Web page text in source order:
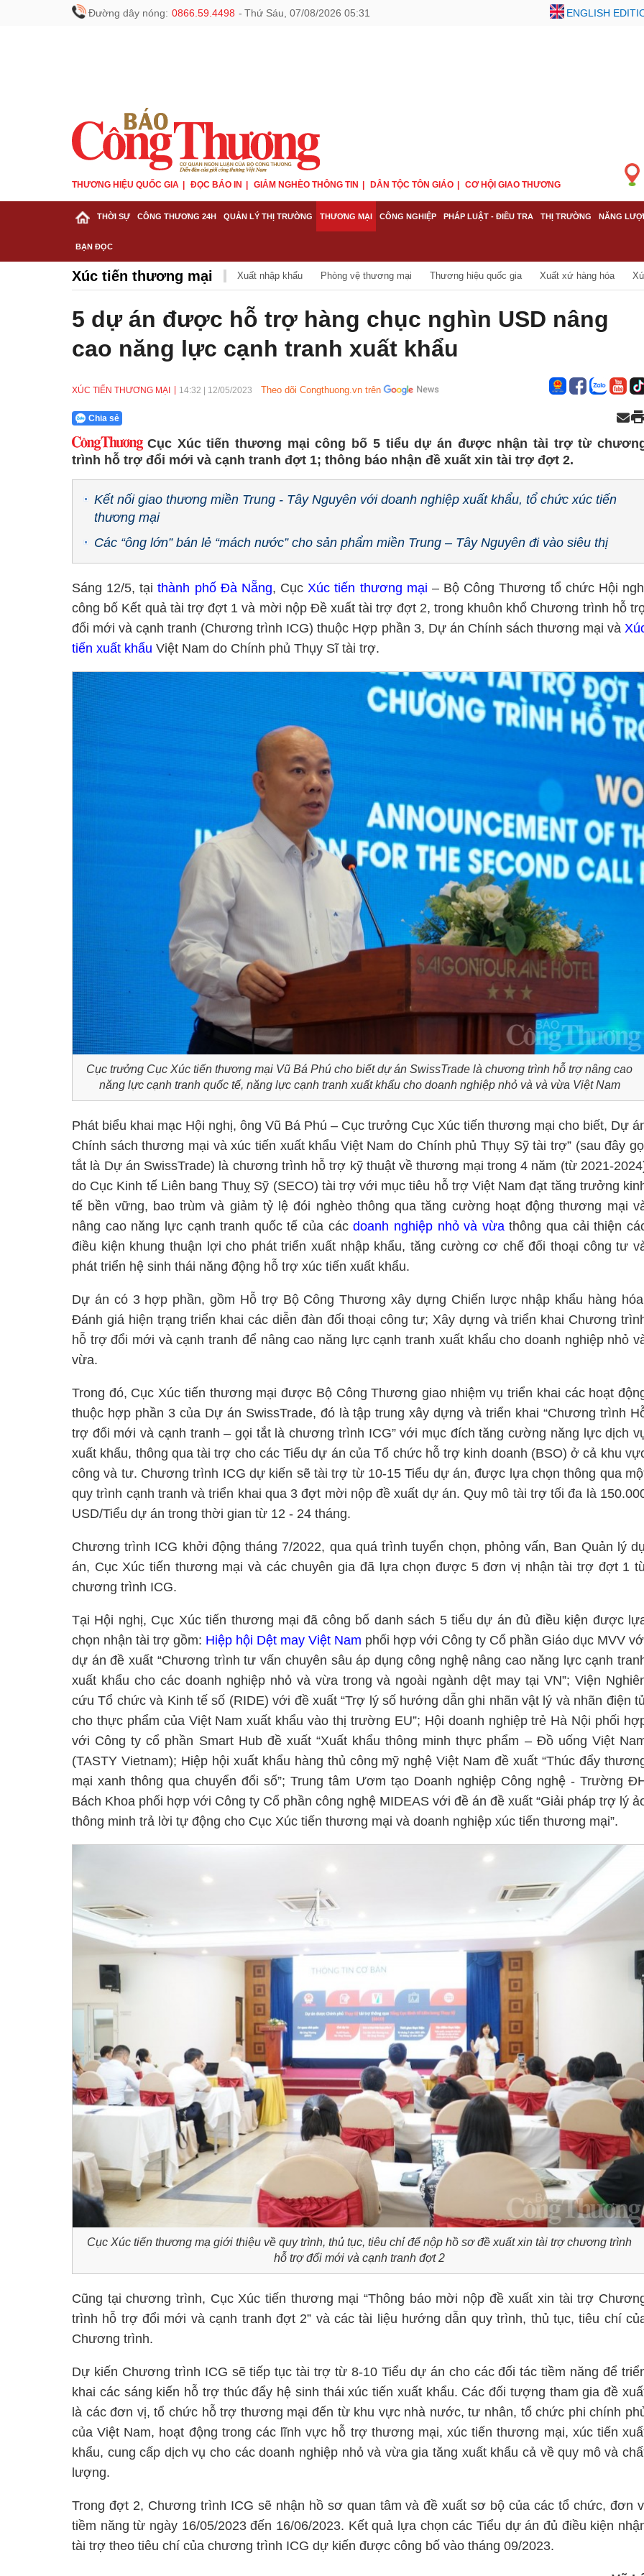
Đường dây nóng: 0866.59.4498 - Thứ Sáu, 07/08/2026 05:31 ENGLISH
THƯƠNG HIỆU QUỐC GIA ĐỌC BÁO IN GIẢM NGHÈO THÔNG TIN DÂN TỘC TÔN GIÁO CƠ HỘI GIAO THƯƠNG
THỜI SỰ CÔNG THƯƠNG 24H QUẢN LÝ THỊ TRƯỜNG THƯƠNG MẠI CÔNG NGHIỆP PHÁP LUẬT - ĐIỀU TRA THỊ TRƯỜNG NĂNG
BẠN ĐỌC
Xúc tiến thương mại Xuất nhập khẩu Phòng vệ thương mại Thương hiệu quốc gia Xuất xứ hàng hóa
5 dự án được hỗ trợ hàng chục nghìn USD nâng
cao năng lực cạnh tranh xuất khẩu
XÚC TIẾN THƯƠNG MẠI 14:32 12/05/2023 Theo dõi Congthuong.vn trên
Chia sẻ
Cục Xúc tiến thương mại công bố 5 tiểu dự án được nhận tài trợ từ
trình hỗ trợ đổi mới và cạnh tranh đợt 1; thông báo nhận đề xuất xin tài trợ đợt 2.
Kết nối giao thương miền Trung - Tây Nguyên với doanh nghiệp xuất khẩu, tổ chức xúc tiến
thương mại
Các “ông lớn” bán lẻ “mách nước” cho sản phẩm miền Trung – Tây Nguyên đi vào siêu thị
Sáng 12/5, tạithành phố Đà Nẵng, CụcXúc tiến thương mại – Bộ Công Thương tổ chức Hội
công bố Kết quả tài trợ đợt 1 và mời nộp Đề xuất tài trợ đợt 2, trong khuôn khổ Chương trình hỗ
đổi mới và cạnh tranh (Chương trình ICG) thuộc Hợp phần 3, Dự án Chính sách thương mại và
tiến xuất khẩu Việt Nam do Chính phủ Thụy Sĩ tài trợ.
Cục trưởng Cục Xúc tiến thương mại Vũ Bá Phú cho biết dự án SwissTrade là chương trình hỗ trợ nâng cao
năng lực cạnh tranh quốc tế, năng lực cạnh tranh xuất khẩu cho doanh nghiệp nhỏ và và vừa Việt Nam
Phát biểu khai mạc Hội nghị, ông Vũ Bá Phú – Cục trưởng Cục Xúc tiến thương mại cho biết, Dự
Chính sách thương mại và xúc tiến xuất khẩu Việt Nam do Chính phủ Thụy Sỹ tài trợ” (sau đây
tắt là Dự án SwissTrade) là chương trình hỗ trợ kỹ thuật về thương mại trong 4 năm (từ 2021-
do Cục Kinh tế Liên bang Thuỵ Sỹ (SECO) tài trợ với mục tiêu hỗ trợ Việt Nam đạt tăng trưởng
tế bền vững, bao trùm và giảm tỷ lệ đói nghèo thông qua tăng cường hoạt động thương mại
nâng cao năng lực cạnh tranh quốc tế của cácdoanh nghiệp nhỏ và vừathông qua cải thiện
điều kiện khung thuận lợi cho phát triển xuất nhập khẩu, tăng cường cơ chế đối thoại công tư
phát triển hệ sinh thái năng động hỗ trợ xúc tiến xuất khẩu.
Dự án có 3 hợp phần, gồm Hỗ trợ Bộ Công Thương xây dựng Chiến lược nhập khẩu hàng
Đánh giá hiện trạng triển khai các diễn đàn đối thoại công tư; Xây dựng và triển khai Chương
hỗ trợ đổi mới và cạnh tranh để nâng cao năng lực cạnh tranh xuất khẩu cho doanh nghiệp nhỏ
vừa.
Trong đó, Cục Xúc tiến thương mại được Bộ Công Thương giao nhiệm vụ triển khai các hoạt
thuộc hợp phần 3 của Dự án SwissTrade, đó là tập trung xây dựng và triển khai “Chương trình
trợ đổi mới và cạnh tranh – gọi tắt là chương trình ICG” với mục đích tăng cường năng lực dịch
xuất khẩu, thông qua tài trợ cho các Tiểu dự án của Tổ chức hỗ trợ kinh doanh (BSO) ở cả khu
công và tư. Chương trình ICG dự kiến sẽ tài trợ từ 10-15 Tiểu dự án, được lựa chọn thông qua
quy trình cạnh tranh và triển khai qua 3 đợt mời nộp đề xuất dự án. Quy mô tài trợ tối đa là
USD/Tiểu dự án trong thời gian từ 12 - 24 tháng.
Chương trình ICG khởi động tháng 7/2022, qua quá trình tuyển chọn, phỏng vấn, Ban Quản lý
án, Cục Xúc tiến thương mại và các chuyên gia đã lựa chọn được 5 đơn vị nhận tài trợ đợt 1
chương trình ICG.
Tại Hội nghị, Cục Xúc tiến thương mại đã công bố danh sách 5 tiểu dự án đủ điều kiện được
chọn nhận tài trợ gồm: Hiệp hội Dệt may Việt Nam phối hợp với Công ty Cổ phần Giáo dục MVV
dự án đề xuất “Chương trình tư vấn chuyên sâu áp dụng công nghệ nâng cao năng lực cạnh
xuất khẩu cho các doanh nghiệp nhỏ và vừa trong và ngoài ngành dệt may tại VN”; Viện
cứu Tổ chức và Kinh tế số (RIDE) với đề xuất “Trợ lý số hướng dẫn ghi nhãn vật lý và nhãn điện
cho thực phẩm của Việt Nam xuất khẩu vào thị trường EU”; Hội doanh nghiệp trẻ Hà Nội phối
với Công ty cổ phần Smart Hub đề xuất “Xuất khẩu thông minh thực phẩm – Đồ uống Việt
(TASTY Vietnam); Hiệp hội xuất khẩu hàng thủ công mỹ nghệ Việt Nam đề xuất “Thúc đẩy
mại xanh thông qua chuyển đổi số”; Trung tâm Ươm tạo Doanh nghiệp Công nghệ - Trường
Bách Khoa phối hợp với Công ty Cổ phần công nghệ MIDEAS với đề án đề xuất “Giải pháp trợ lý
thông minh trả lời tự động cho Cục Xúc tiến thương mại và doanh nghiệp xúc tiến thương mại”.
Cục Xúc tiến thương mạ giới thiệu về quy trình, thủ tục, tiêu chỉ để nộp hồ sơ đề xuất xin tài trợ chương trình
hỗ trợ đổi mới và cạnh tranh đợt 2
Cũng tại chương trình, Cục Xúc tiến thương mại “Thông báo mời nộp đề xuất xin tài trợ
trình hỗ trợ đổi mới và cạnh tranh đợt 2” và các tài liệu hướng dẫn quy trình, thủ tục, tiêu chí
Chương trình.
Dự kiến Chương trình ICG sẽ tiếp tục tài trợ từ 8-10 Tiểu dự án cho các đối tác tiềm năng để
khai các sáng kiến hỗ trợ thúc đẩy hệ sinh thái xúc tiến xuất khẩu. Các đối tượng tham gia đề
là các đơn vị, tổ chức hỗ trợ thương mại đến từ khu vực nhà nước, tư nhân, tổ chức phi chính
của Việt Nam, hoạt động trong các lĩnh vực hỗ trợ thương mại, xúc tiến thương mại, xúc tiến
khẩu, cung cấp dịch vụ cho các doanh nghiệp nhỏ và vừa gia tăng xuất khẩu cả về quy mô và
lượng.
Trong đợt 2, Chương trình ICG sẽ nhận hồ sơ quan tâm và đề xuất sơ bộ của các tổ chức, đơn
tiềm năng từ ngày 16/05/2023 đến 16/06/2023. Kết quả lựa chọn các Tiểu dự án đủ điều kiện
tài trợ theo tiêu chí của chương trình ICG dự kiến được công bố vào tháng 09/2023.